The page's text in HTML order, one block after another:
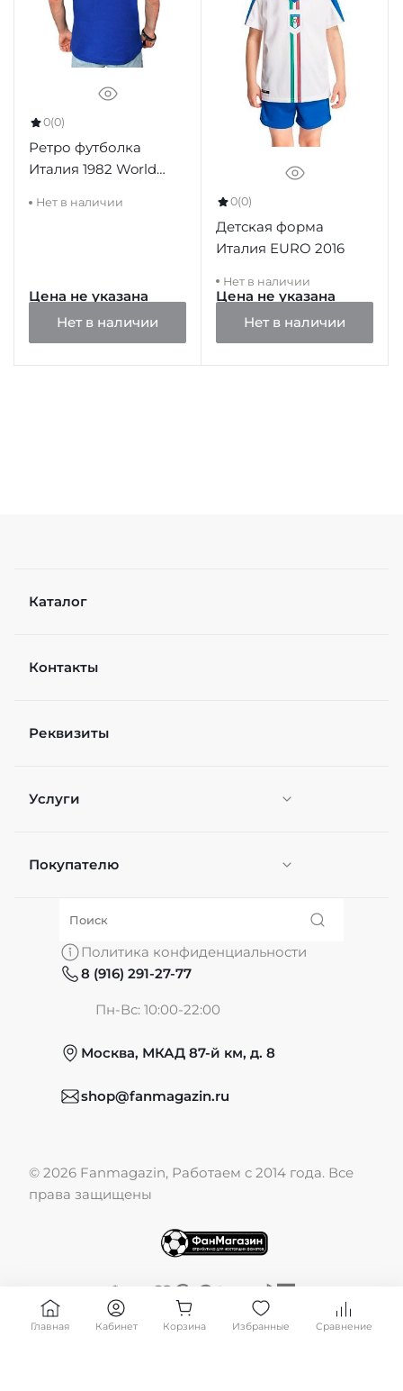
0(0)
Ретро футболка
Италия 1982 World
Нет в наличии
Цена не указана
Нет в наличии
0(0)
Детская форма
Италия EURO 2016
Нет в наличии
Цена не указана
Нет в наличии
Каталог
Контакты
Реквизиты
Услуги
Персонификация
Покупателю
О нас
Обмен и возврат
Публичная оферта
Политика конфиденциальности
8 (916) 291-27-77
Пн-Вс: 10:00-22:00
Москва, МКАД 87-й км, д. 8
shop@fanmagazin.ru
© 2026 Fanmagazin, Работаем с 2014 года. Все
права защищены
Главная Кабинет Корзина Избранные Сравнение